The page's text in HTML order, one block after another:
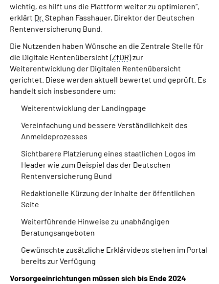
wichtig, es hilft uns die Plattform weiter zu optimieren“,
erklärt Dr. Stephan Fasshauer, Direktor der Deutschen
Rentenversicherung Bund.
Die Nutzenden haben Wünsche an die Zentrale Stelle für
die Digitale Rentenübersicht (ZfDR) zur
Weiterentwicklung der Digitalen Rentenübersicht
gerichtet. Diese werden aktuell bewertet und geprüft. Es
handelt sich insbesondere um:
Weiterentwicklung der Landingpage
Vereinfachung und bessere Verständlichkeit des
Anmeldeprozesses
Sichtbarere Platzierung eines staatlichen Logos im
Header wie zum Beispiel das der Deutschen
Rentenversicherung Bund
Redaktionelle Kürzung der Inhalte der öffentlichen
Seite
Weiterführende Hinweise zu unabhängigen
Beratungsangeboten
Gewünschte zusätzliche Erklärvideos stehen im Portal
bereits zur Verfügung
Vorsorgeeinrichtungen müssen sich bis Ende 2024